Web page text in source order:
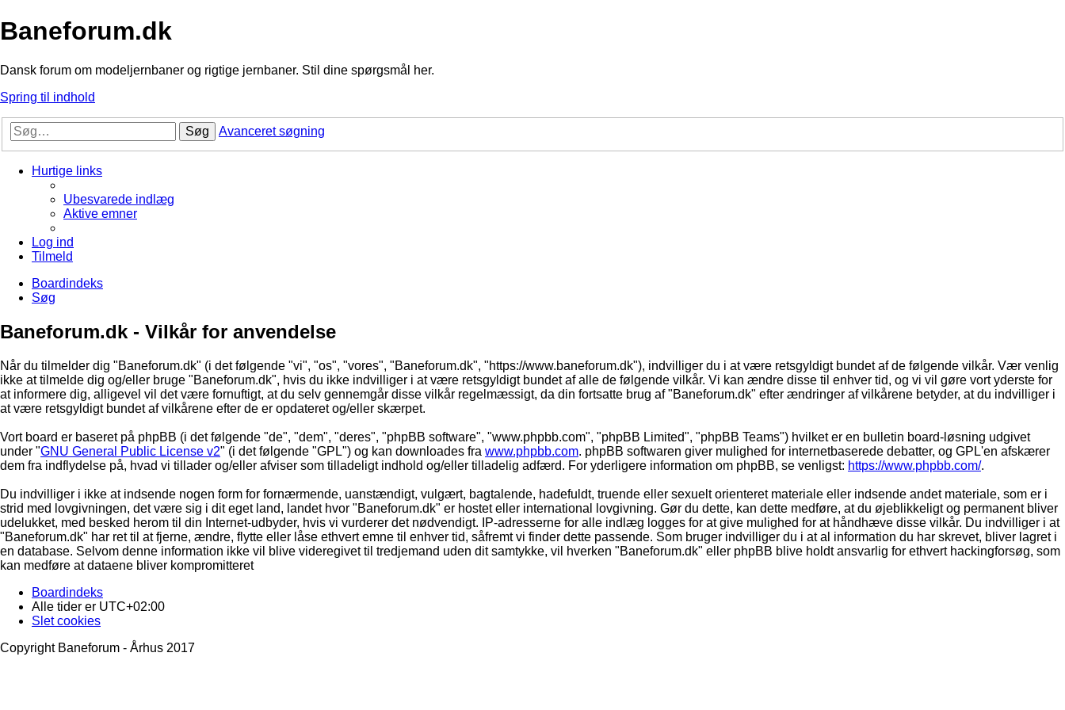
Baneforum.dk
Dansk forum om modeljernbaner og rigtige jernbaner. Stil dine spørgsmål her.
Spring til indhold
Søg Avanceret søgning
Hurtige links
Ubesvarede indlæg
Aktive emner
Log ind
Tilmeld
Boardindeks
Søg
Baneforum.dk - Vilkår for anvendelse
Når du tilmelder dig "Baneforum.dk" (i det følgende "vi", "os", "vores", "Baneforum.dk", "https://www.baneforum.dk"), indvilliger du i at være retsgyldigt bundet af de følgende vilkår. Vær venlig
ikke at tilmelde dig og/eller bruge "Baneforum.dk", hvis du ikke indvilliger i at være retsgyldigt bundet af alle de følgende vilkår. Vi kan ændre disse til enhver tid, og vi vil gøre vort yderste for
at informere dig, alligevel vil det være fornuftigt, at du selv gennemgår disse vilkår regelmæssigt, da din fortsatte brug af "Baneforum.dk" efter ændringer af vilkårene betyder, at du indvilliger i
at være retsgyldigt bundet af vilkårene efter de er opdateret og/eller skærpet.
Vort board er baseret på phpBB (i det følgende "de", "dem", "deres", "phpBB software", "www.phpbb.com", "phpBB Limited", "phpBB Teams") hvilket er en bulletin board-løsning udgivet
under "GNU General Public License v2" (i det følgende "GPL") og kan downloades fra www.phpbb.com. phpBB softwaren giver mulighed for internetbaserede debatter, og GPL'en afskærer
dem fra indflydelse på, hvad vi tillader og/eller afviser som tilladeligt indhold og/eller tilladelig adfærd. For yderligere information om phpBB, se venligst: https://www.phpbb.com/.
Du indvilliger i ikke at indsende nogen form for fornærmende, uanstændigt, vulgært, bagtalende, hadefuldt, truende eller sexuelt orienteret materiale eller indsende andet materiale, som er i
strid med lovgivningen, det være sig i dit eget land, landet hvor "Baneforum.dk" er hostet eller international lovgivning. Gør du dette, kan dette medføre, at du øjeblikkeligt og permanent bliver
udelukket, med besked herom til din Internet-udbyder, hvis vi vurderer det nødvendigt. IP-adresserne for alle indlæg logges for at give mulighed for at håndhæve disse vilkår. Du indvilliger i at
"Baneforum.dk" har ret til at fjerne, ændre, flytte eller låse ethvert emne til enhver tid, såfremt vi finder dette passende. Som bruger indvilliger du i at al information du har skrevet, bliver lagret i
en database. Selvom denne information ikke vil blive videregivet til tredjemand uden dit samtykke, vil hverken "Baneforum.dk" eller phpBB blive holdt ansvarlig for ethvert hackingforsøg, som
kan medføre at dataene bliver kompromitteret
Boardindeks
Alle tider er UTC+02:00
Slet cookies
Copyright Baneforum - Århus 2017